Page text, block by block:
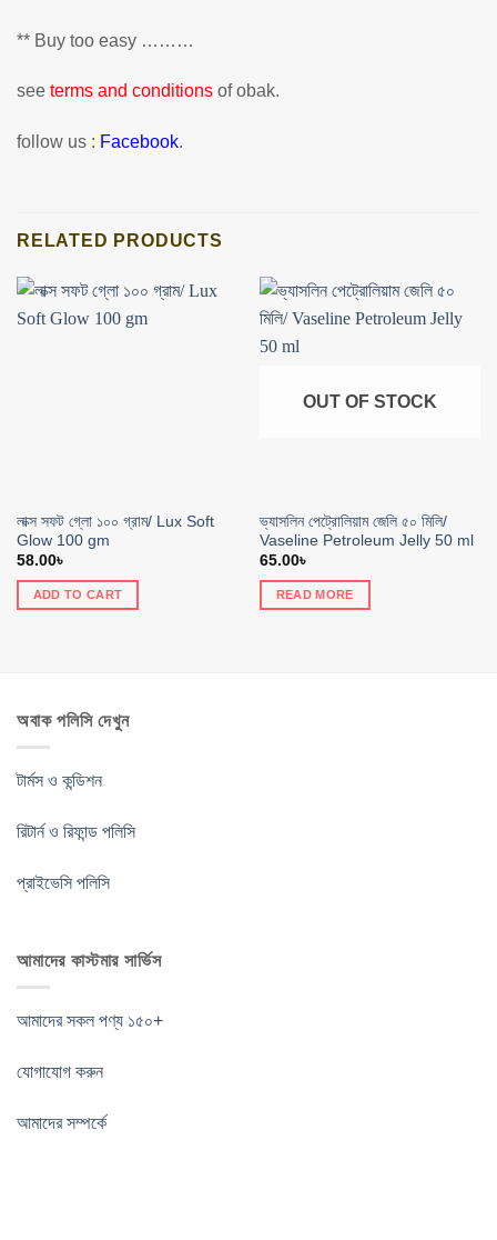
** Buy too easy ………
see terms and conditions of obak.
follow us : Facebook.
RELATED PRODUCTS
লাক্স সফট গ্লো ১০০ গ্রাম/ Lux Soft
Glow 100 gm
58.00৳
ADD TO CART
OUT OF STOCK
ভ্যাসলিন পেট্রোলিয়াম জেলি ৫০ মিলি/
Vaseline Petroleum Jelly 50 ml
65.00৳
READ MORE
অবাক পলিসি দেখুন
টার্মস ও কন্ডিশন
রিটার্ন ও রিফান্ড পলিসি
প্রাইভেসি পলিসি
আমাদের কাস্টমার সার্ভিস
আমাদের সকল পণ্য ১৫০+
যোগাযোগ করুন
আমাদের সম্পর্কে